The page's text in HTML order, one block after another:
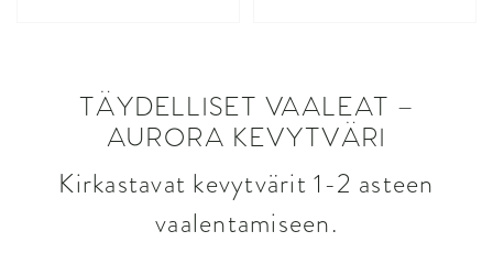
TÄYDELLISET VAALEAT –
AURORA KEVYTVÄRI
Kirkastavat kevytvärit 1-2 asteen
vaalentamiseen.